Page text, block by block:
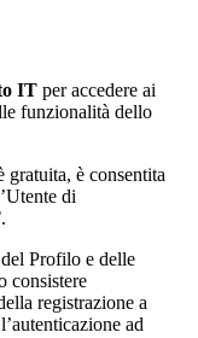
IT per accedere ai
funzionalità dello
è consentita
di
.
Profilo e delle
consistere
registrazione a
ad